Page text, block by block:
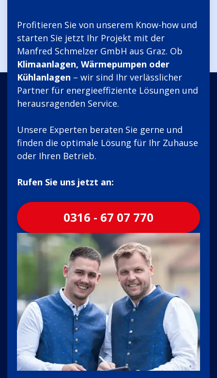
Profitieren Sie von unserem Know-how und
starten Sie jetzt Ihr Projekt mit der
Manfred Schmelzer GmbH aus Graz. Ob
Klimaanlagen, Wärmepumpen oder
Kühlanlagen – wir sind Ihr verlässlicher
Partner für energieeffiziente Lösungen und
herausragenden Service.
Unsere Experten beraten Sie gerne und
finden die optimale Lösung für Ihr Zuhause
oder Ihren Betrieb.
Rufen Sie uns jetzt an:
0316 - 67 07 770